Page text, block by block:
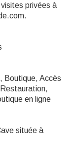
privées à
Boutique, Accès
en ligne
située à